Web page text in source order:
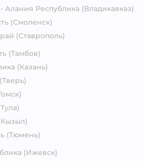
Алания Республика (Владикавказ)
(Смоленск)
(Ставрополь)
(Тамбов)
(Казань)
(Тверь)
(Тюмень)
(Ижевск)